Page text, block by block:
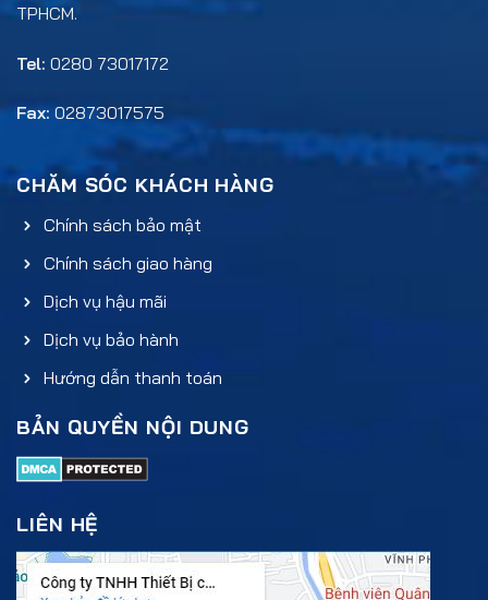
TPHCM.
Tel: 0280 73017172
Fax: 02873017575
CHĂM SÓC KHÁCH HÀNG
Chính sách bảo mật
Chính sách giao hàng
Dịch vụ hậu mãi
Dịch vụ bảo hành
Hướng dẫn thanh toán
BẢN QUYỀN NỘI DUNG
LIÊN HỆ